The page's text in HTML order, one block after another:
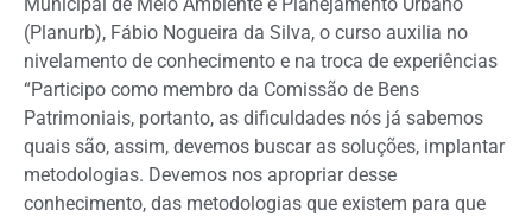
(Planurb), Fábio Nogueira da Silva, o curso auxilia no
nivelamento de conhecimento e na troca de experiências
“Participo como membro da Comissão de Bens
Patrimoniais, portanto, as dificuldades nós já sabemos
quais são, assim, devemos buscar as soluções, implantar
metodologias. Devemos nos apropriar desse
conhecimento, das metodologias que existem para que